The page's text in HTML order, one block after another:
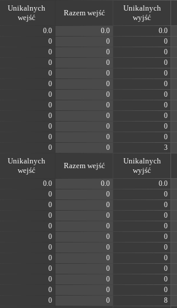
Unikalnych
wejść
Razem wejść
Unikalnych
wyjść
0.0 0.0 0.0
0 0 0
0 0 0
0 0 0
0 0 0
0 0 0
0 0 0
0 0 0
0 0 0
0 0 0
0 0 0
0 0 3
Unikalnych
wejść
Razem wejść
Unikalnych
wyjść
0.0 0.0 0.0
0 0 0
0 0 0
0 0 0
0 0 0
0 0 0
0 0 0
0 0 0
0 0 0
0 0 0
0 0 0
0 0 8